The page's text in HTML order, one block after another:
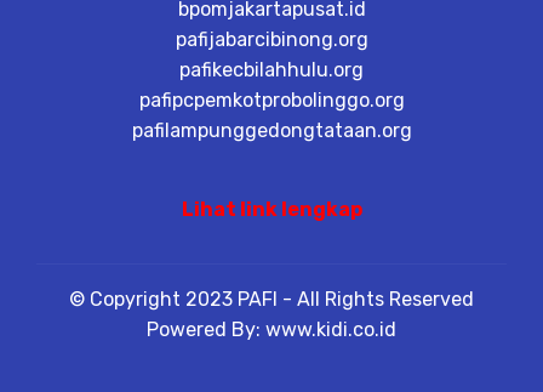
bpomjakartapusat.id
pafijabarcibinong.org
pafikecbilahhulu.org
pafipcpemkotprobolinggo.org
pafilampunggedongtataan.org
Lihat link lengkap
© Copyright 2023 PAFI - All Rights Reserved
Powered By: www.kidi.co.id